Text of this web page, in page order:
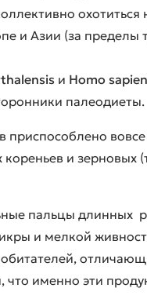
и Азии (за пределы
и Homo
палеодиеты.
приспособлено
и зерновых
пальцы длинных
и мелкой
именно эти